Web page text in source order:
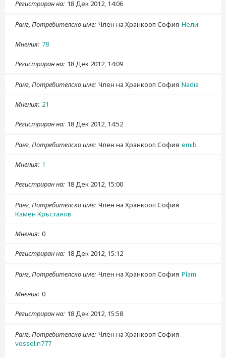
Регистриран на 18 Дек 2012, 14:06
Ранг, Потребителско име Член на Хранкооп София Нели
Мнения 78
Регистриран на 18 Дек 2012, 14:09
Ранг, Потребителско име Член на Хранкооп София Nadia
Мнения 21
Регистриран на 18 Дек 2012, 14:52
Ранг, Потребителско име Член на Хранкооп София emib
Мнения 1
Регистриран на 18 Дек 2012, 15:00
Ранг, Потребителско име Член на Хранкооп София
Камен Кръстанов
Мнения 0
Регистриран на 18 Дек 2012, 15:12
Ранг, Потребителско име Член на Хранкооп София Plam
Мнения 0
Регистриран на 18 Дек 2012, 15:58
Ранг, Потребителско име Член на Хранкооп София
vesselin777